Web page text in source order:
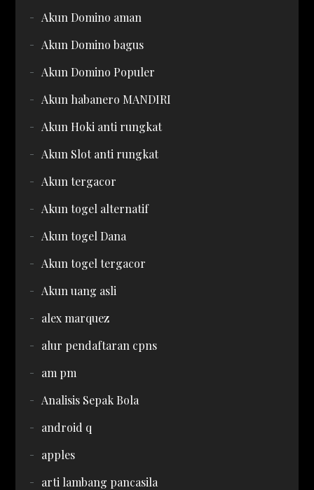
Akun Domino aman
Akun Domino bagus
Akun Domino Populer
Akun habanero MANDIRI
Akun Hoki anti rungkat
Akun Slot anti rungkat
Akun tergacor
Akun togel alternatif
Akun togel Dana
Akun togel tergacor
Akun uang asli
alex marquez
alur pendaftaran cpns
am pm
Analisis Sepak Bola
android q
apples
arti lambang pancasila